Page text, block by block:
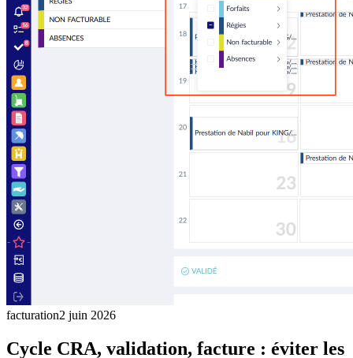
facturation2 juin 2026
Cycle CRA, validation, facture : éviter les